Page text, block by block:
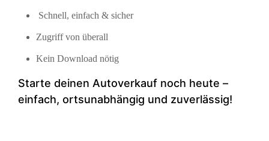
Schnell, einfach & sicher
Zugriff von überall
Kein Download nötig
Starte deinen Auto­verkauf noch heute –
einfach, ortsunabhängig und zuverlässig!